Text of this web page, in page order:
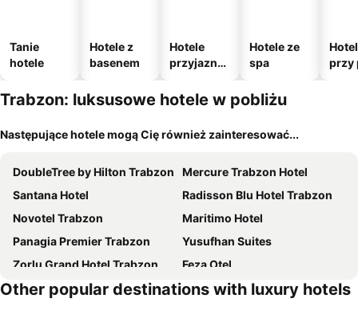
Tanie
hotele
Hotele z
basenem
Hotele
przyjazne
m
Hotele ze
spa
przy
Trabzon: luksusowe hotele w pobliżu
Następujące hotele mogą Cię również zainteresować...
DoubleTree by Hilton Trabzon
Mercure Trabzon Hotel
Santana Hotel
Radisson Blu Hotel Trabzon
Novotel Trabzon
Maritimo Hotel
Panagia Premier Trabzon
Yusufhan Suites
Zorlu Grand Hotel Trabzon
Feza Otel
Ramada Plaza by Wyndham Trabzon
Aksular Hotel
Other popular destinations with luxury hotels